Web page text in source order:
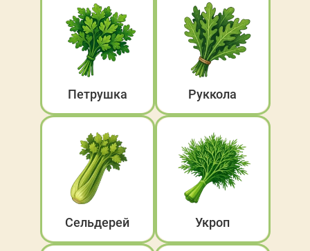
Щавель
Показать все
Петрушка Руккола
Сельдерей Укроп